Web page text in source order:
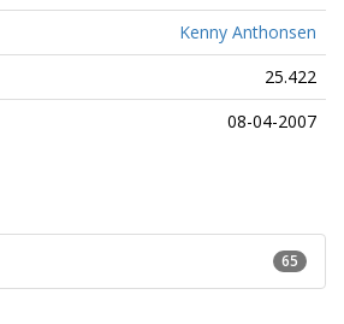
Kenny Anthonsen
25.422
08-04-2007
65